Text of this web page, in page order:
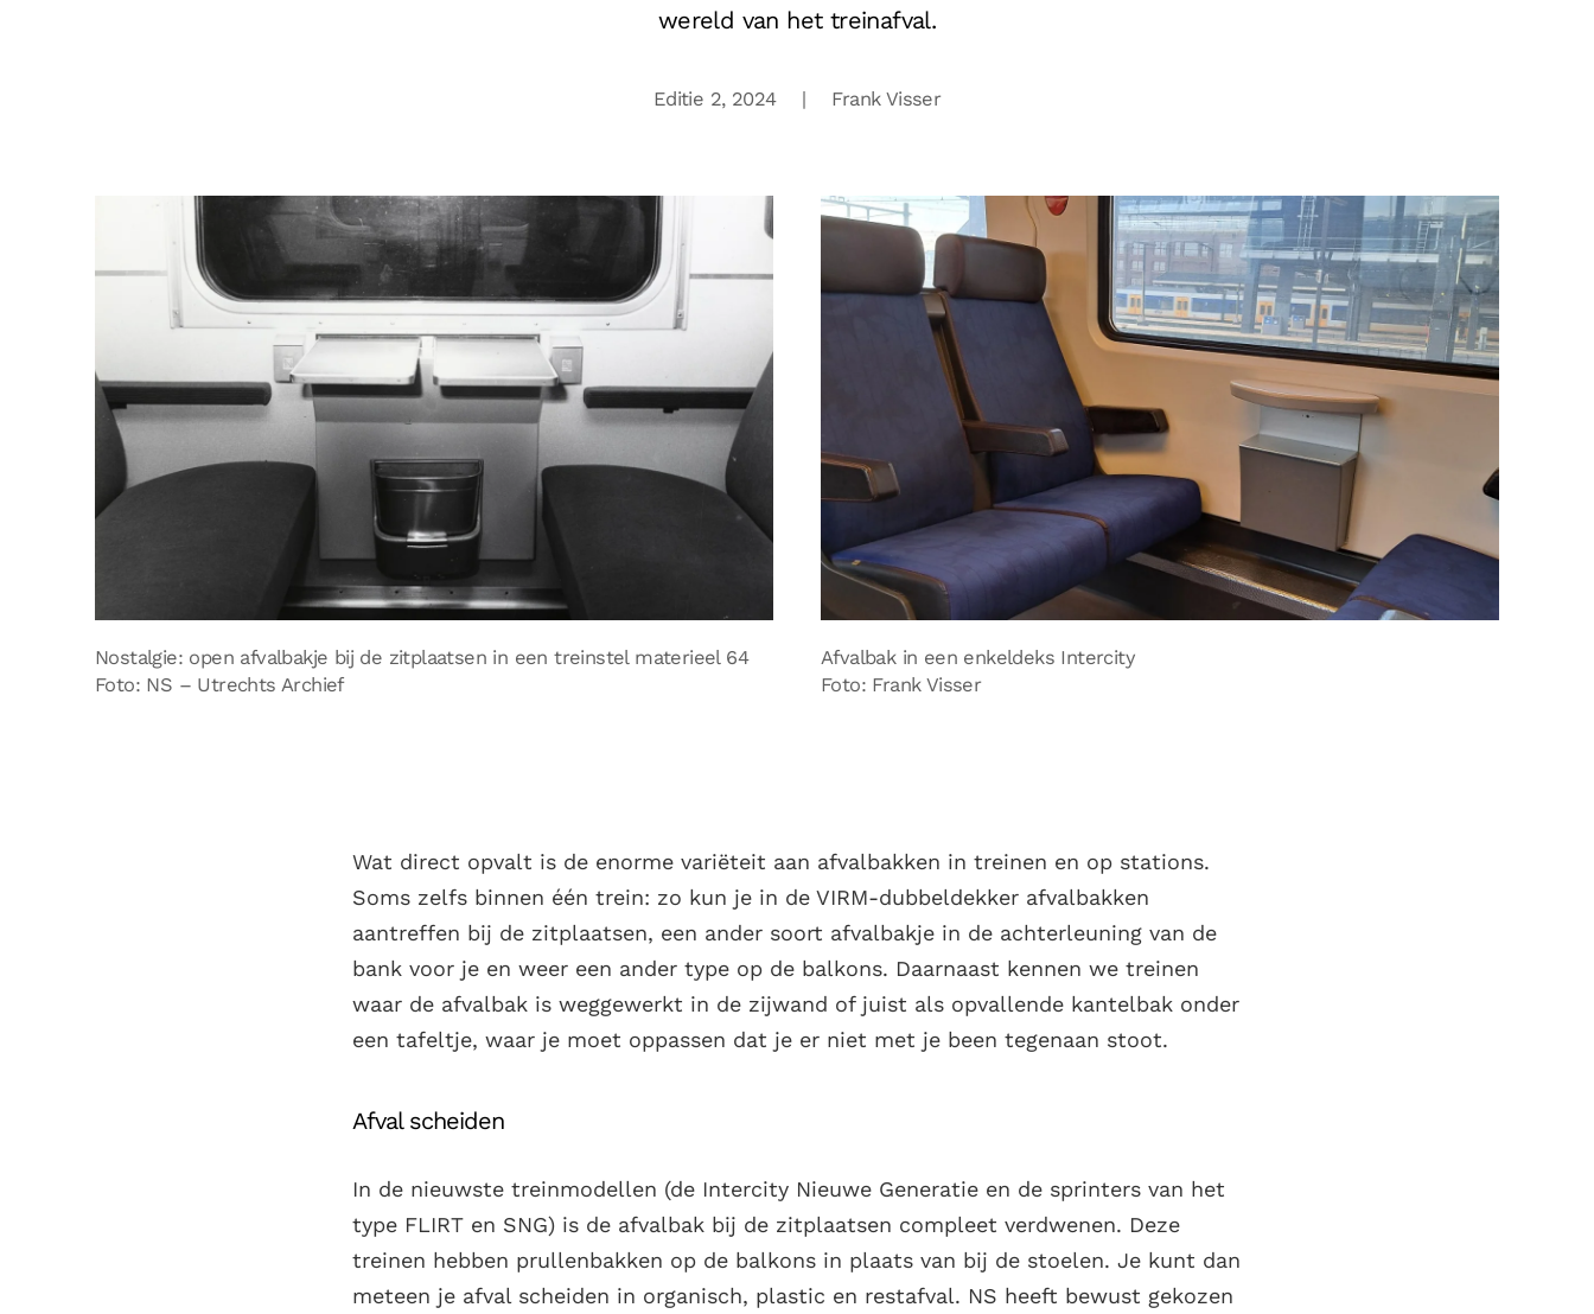
wereld van het treinafval.
Editie 2, 2024 | Frank Visser
Nostalgie: open afvalbakje bij de zitplaatsen in een treinstel materieel 64
Foto: NS – Utrechts Archief
Afvalbak in een enkeldeks Intercity
Foto: Frank Visser
Wat direct opvalt is de enorme variëteit aan afvalbakken in treinen en op stations.
Soms zelfs binnen één trein: zo kun je in de VIRM-dubbeldekker afvalbakken
aantreffen bij de zitplaatsen, een ander soort afvalbakje in de achterleuning van de
bank voor je en weer een ander type op de balkons. Daarnaast kennen we treinen
waar de afvalbak is weggewerkt in de zijwand of juist als opvallende kantelbak onder
een tafeltje, waar je moet oppassen dat je er niet met je been tegenaan stoot.
Afval scheiden
In de nieuwste treinmodellen (de Intercity Nieuwe Generatie en de sprinters van het
type FLIRT en SNG) is de afvalbak bij de zitplaatsen compleet verdwenen. Deze
treinen hebben prullenbakken op de balkons in plaats van bij de stoelen. Je kunt dan
meteen je afval scheiden in organisch, plastic en restafval. NS heeft bewust gekozen